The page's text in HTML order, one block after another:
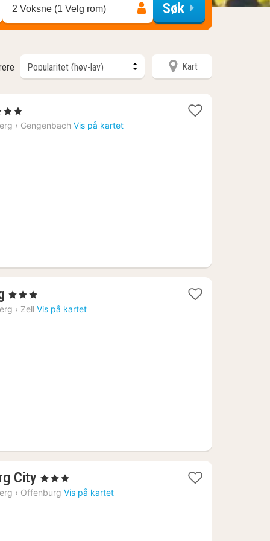
2 Voksne (1 Velg rom) Søk
Kart
› Gengenbach Vis på kartet
1
natt
, 3 Stjerner
› Zell Vis på kartet
City 1
natt
, 3 Stjerner
› Offenburg Vis på kartet